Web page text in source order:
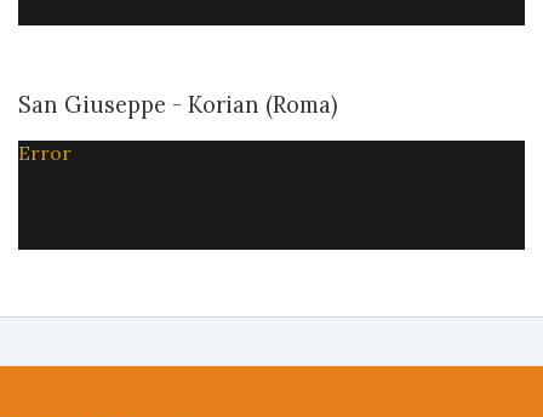
San Giuseppe - Korian (Roma)
Error